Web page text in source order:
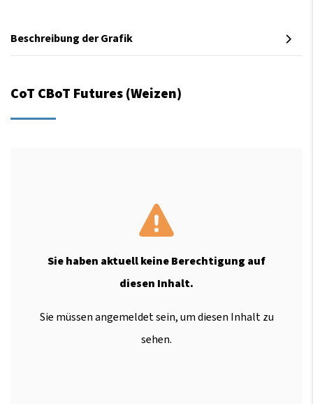
Beschreibung der Grafik
CoT CBoT Futures (Weizen)
Sie haben aktuell keine Berechtigung auf
diesen Inhalt.
Sie müssen angemeldet sein, um diesen Inhalt zu
sehen.